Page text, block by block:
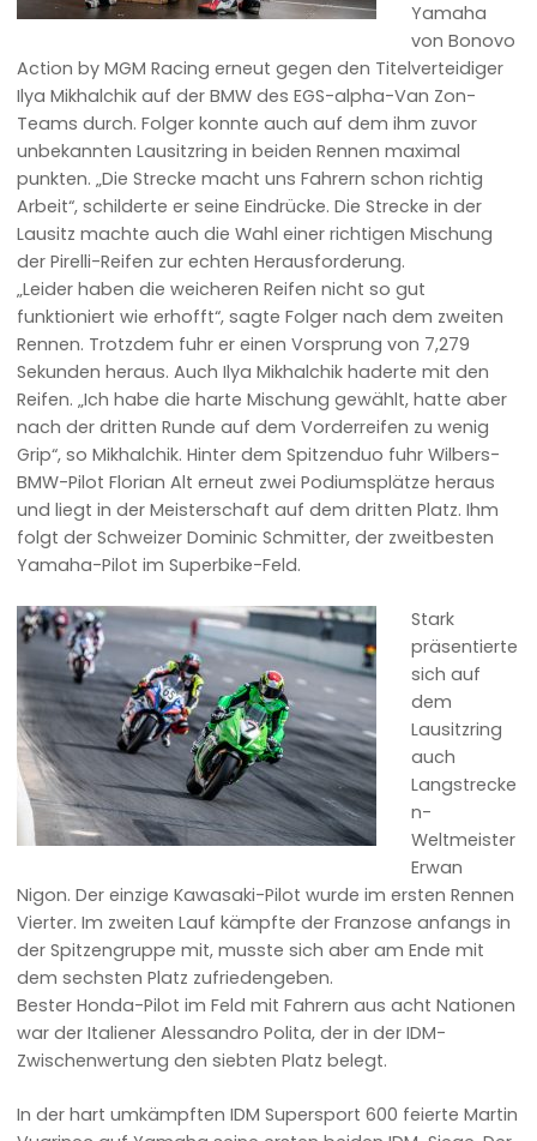
Yamaha
von Bonovo
Action by MGM Racing erneut gegen den Titelverteidiger
Ilya Mikhalchik auf der BMW des EGS-alpha-Van Zon-
Teams durch. Folger konnte auch auf dem ihm zuvor
unbekannten Lausitzring in beiden Rennen maximal
punkten. „Die Strecke macht uns Fahrern schon richtig
Arbeit“, schilderte er seine Eindrücke. Die Strecke in der
Lausitz machte auch die Wahl einer richtigen Mischung
der Pirelli-Reifen zur echten Herausforderung.
„Leider haben die weicheren Reifen nicht so gut
funktioniert wie erhofft“, sagte Folger nach dem zweiten
Rennen. Trotzdem fuhr er einen Vorsprung von 7,279
Sekunden heraus. Auch Ilya Mikhalchik haderte mit den
Reifen. „Ich habe die harte Mischung gewählt, hatte aber
nach der dritten Runde auf dem Vorderreifen zu wenig
Grip“, so Mikhalchik. Hinter dem Spitzenduo fuhr Wilbers-
BMW-Pilot Florian Alt erneut zwei Podiumsplätze heraus
und liegt in der Meisterschaft auf dem dritten Platz. Ihm
folgt der Schweizer Dominic Schmitter, der zweitbesten
Yamaha-Pilot im Superbike-Feld.
Stark
präsentierte
sich auf
dem
Lausitzring
auch
Langstrecke
n-
Weltmeister
Erwan
Nigon. Der einzige Kawasaki-Pilot wurde im ersten Rennen
Vierter. Im zweiten Lauf kämpfte der Franzose anfangs in
der Spitzengruppe mit, musste sich aber am Ende mit
dem sechsten Platz zufriedengeben.
Bester Honda-Pilot im Feld mit Fahrern aus acht Nationen
war der Italiener Alessandro Polita, der in der IDM-
Zwischenwertung den siebten Platz belegt.
In der hart umkämpften IDM Supersport 600 feierte Martin